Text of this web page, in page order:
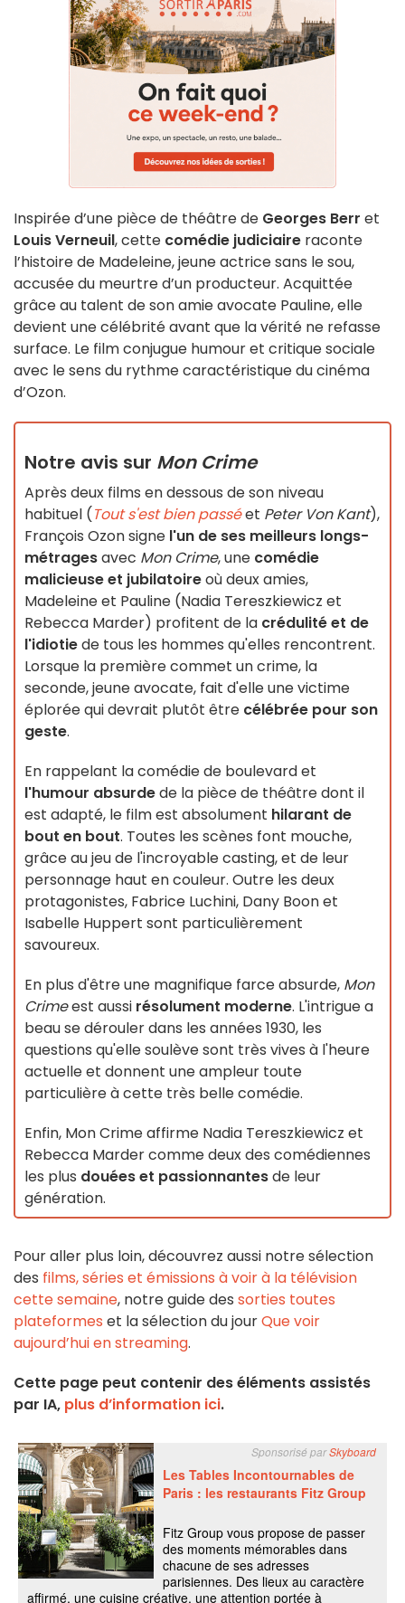
Inspirée d’une pièce de théâtre de Georges Berr et
Louis Verneuil, cette comédie judiciaire raconte
l’histoire de Madeleine, jeune actrice sans le sou,
accusée du meurtre d’un producteur. Acquittée
grâce au talent de son amie avocate Pauline, elle
devient une célébrité avant que la vérité ne refasse
surface. Le film conjugue humour et critique sociale
avec le sens du rythme caractéristique du cinéma
d’Ozon.
Notre avis sur Mon Crime
Après deux films en dessous de son niveau
habituel (Tout s'est bien passéet Peter Von Kant),
François Ozon signe l'un de ses meilleurs longs-
métragesavec Mon Crime, une comédie
malicieuse et jubilatoireoù deux amies,
Madeleine et Pauline (Nadia Tereszkiewicz et
Rebecca Marder) profitent de la crédulité et de
l'idiotiede tous les hommes qu'elles rencontrent.
Lorsque la première commet un crime, la
seconde, jeune avocate, fait d'elle une victime
éplorée qui devrait plutôt être célébrée pour son
geste.
En rappelant la comédie de boulevard et
l'humour absurdede la pièce de théâtre dont il
est adapté, le film est absolument hilarant de
bout en bout. Toutes les scènes font mouche,
grâce au jeu de l'incroyable casting, et de leur
personnage haut en couleur. Outre les deux
protagonistes, Fabrice Luchini, Dany Boon et
Isabelle Huppert sont particulièrement
savoureux.
En plus d'être une magnifique farce absurde, Mon
Crimeest aussi résolument moderne. L'intrigue a
beau se dérouler dans les années 1930, les
questions qu'elle soulève sont très vives à l'heure
actuelle et donnent une ampleur toute
particulière à cette très belle comédie.
Enfin, Mon Crime affirme Nadia Tereszkiewicz et
Rebecca Marder comme deux des comédiennes
les plus douées et passionnantesde leur
génération.
Pour aller plus loin, découvrez aussi notre sélection
des films, séries et émissions à voir à la télévision
cette semaine, notre guide des sorties toutes
plateformes et la sélection du jourQue voir
aujourd’hui en streaming.
Cette page peut contenir des éléments assistés
par IA, plus d’information ici.